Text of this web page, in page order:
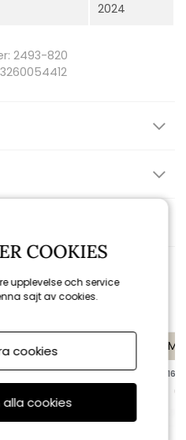
2024
2493-820
tillbehör
KAMPANJ
till 16/8 till 16/8
COOKIES
upplevelse och service
sajt av cookies.
cookies
cookies